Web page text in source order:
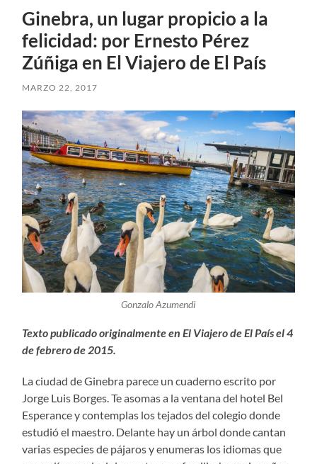
Ginebra, un lugar propicio a la
felicidad: por Ernesto Pérez
Zúñiga en El Viajero de El País
MARZO 22, 2017
Gonzalo Azumendi
Texto publicado originalmente en El Viajero de El País el 4
de febrero de 2015.
La ciudad de Ginebra parece un cuaderno escrito por
Jorge Luis Borges. Te asomas a la ventana del hotel Bel
Esperance y contemplas los tejados del colegio donde
estudió el maestro. Delante hay un árbol donde cantan
varias especies de pájaros y enumeras los idiomas que